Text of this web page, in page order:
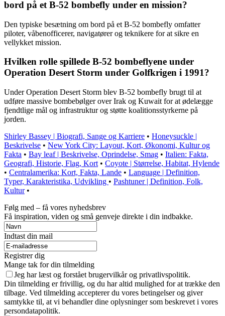
bord på et B-52 bombefly under en mission?
Den typiske besætning om bord på et B-52 bombefly omfatter
piloter, våbenofficerer, navigatører og teknikere for at sikre en
vellykket mission.
Hvilken rolle spillede B-52 bombeflyene under
Operation Desert Storm under Golfkrigen i 1991?
Under Operation Desert Storm blev B-52 bombefly brugt til at
udføre massive bombebølger over Irak og Kuwait for at ødelægge
fjendtlige mål og infrastruktur og støtte koalitionsstyrkerne på
jorden.
Shirley Bassey | Biografi, Sange og Karriere • Honeysuckle |
Beskrivelse • New York City: Layout, Kort, Økonomi, Kultur og
Fakta • Bay leaf | Beskrivelse, Oprindelse, Smag • Italien: Fakta,
Geografi, Historie, Flag, Kort • Coyote | Størrelse, Habitat, Hylende
• Centralamerika: Kort, Fakta, Lande • Language | Definition,
Typer, Karakteristika, Udvikling • Pashtuner | Definition, Folk,
Kultur•
Følg med – få vores nyhedsbrev
Få inspiration, viden og små genveje direkte i din indbakke.
Indtast din mail
Registrer dig
Mange tak for din tilmelding
Jeg har læst og forstået brugervilkår og privatlivspolitik.
Din tilmelding er frivillig, og du har altid mulighed for at trække den
tilbage. Ved tilmelding accepterer du vores betingelser og giver
samtykke til, at vi behandler dine oplysninger som beskrevet i vores
persondatapolitik.